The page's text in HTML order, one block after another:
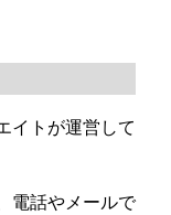
イトが運営して
電話やメールで